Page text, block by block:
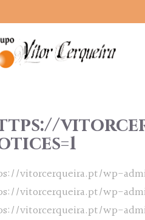
vitorcerqueira.pt/wp-
vitorcerqueira.pt/wp-
vitorcerqueira.pt/wp-